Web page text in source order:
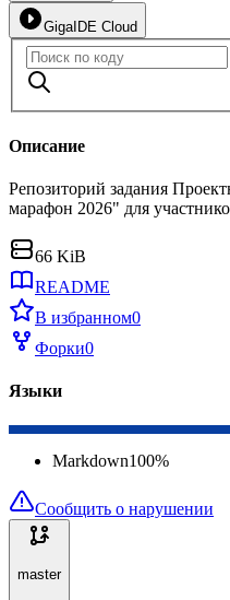
GigaIDE Cloud
Описание
Репозиторий задания
марафон 2026" для
66 KiB
README
В избранном0
Форки0
Языки
Markdown100%
Сообщить о нарушении
master